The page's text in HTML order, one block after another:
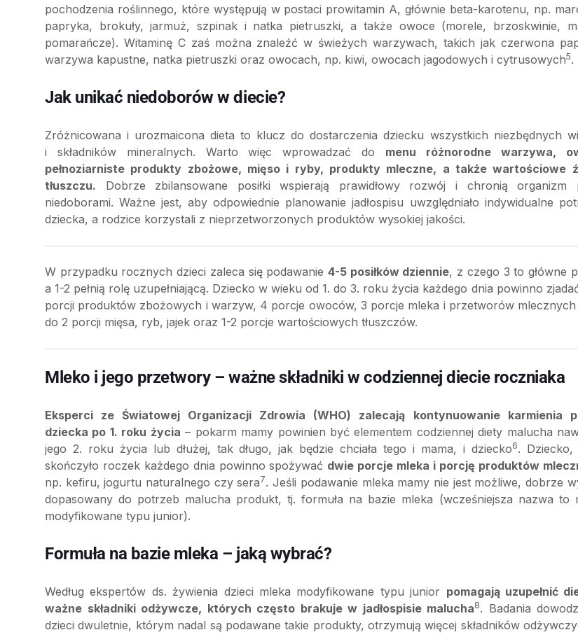
pochodzenia roślinnego, które występują w postaci prowitamin A, głównie beta-karotenu, np.
papryka, brokuły, jarmuż, szpinak i natka pietruszki, a także owoce (morele, brzoskwinie,
pomarańcze). Witaminę C zaś można znaleźć w świeżych warzywach, takich jak czerwona
warzywa kapustne, natka pietruszki oraz owocach, np. kiwi, owocach jagodowych i cytrusowych5.
Jak unikać niedoborów w diecie?
Zróżnicowana i urozmaicona dieta to klucz do dostarczenia dziecku wszystkich niezbędnych
i składników mineralnych. Warto więc wprowadzać do menu różnorodne warzywa,
pełnoziarniste produkty zbożowe, mięso i ryby, produkty mleczne, a także wartościowe
tłuszczu. Dobrze zbilansowane posiłki wspierają prawidłowy rozwój i chronią organizm
niedoborami. Ważne jest, aby odpowiednie planowanie jadłospisu uwzględniało indywidualne
dziecka, a rodzice korzystali z nieprzetworzonych produktów wysokiej jakości.
W przypadku rocznych dzieci zaleca się podawanie 4-5 posiłków dziennie, z czego 3 to główne
a 1-2 pełnią rolę uzupełniającą. Dziecko w wieku od 1. do 3. roku życia każdego dnia powinno
porcji produktów zbożowych i warzyw, 4 porcje owoców, 3 porcje mleka i przetworów mlecznych
do 2 porcji mięsa, ryb, jajek oraz 1-2 porcje wartościowych tłuszczów.
Mleko i jego przetwory – ważne składniki w codziennej diecie roczniaka
Eksperci ze Światowej Organizacji Zdrowia (WHO) zalecają kontynuowanie karmienia
dziecka po 1. roku życia – pokarm mamy powinien być elementem codziennej diety malucha
jego 2. roku życia lub dłużej, tak długo, jak będzie chciała tego i mama, i dziecko6. Dziecko,
skończyło roczek każdego dnia powinno spożywać dwie porcje mleka i porcję produktów
np. kefiru, jogurtu naturalnego czy sera7. Jeśli podawanie mleka mamy nie jest możliwe, dobrze
dopasowany do potrzeb malucha produkt, tj. formuła na bazie mleka (wcześniejsza nazwa to
modyfikowane typu junior).
Formuła na bazie mleka – jaką wybrać?
Według ekspertów ds. żywienia dzieci mleka modyfikowane typu junior pomagają uzupełnić
ważne składniki odżywcze, których często brakuje w jadłospisie malucha8. Badania
dzieci dwuletnie, którym nadal są podawane takie produkty, otrzymują więcej składników